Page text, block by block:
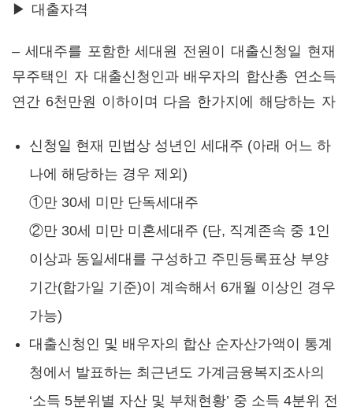
▶ 대출자격
– 세대주를 포함한 세대원 전원이 대출신청일 현재
무주택인 자 대출신청인과 배우자의 합산총 연소득
연간 6천만원 이하이며 다음 한가지에 해당하는 자
신청일 현재 민법상 성년인 세대주 (아래 어느 하
나에 해당하는 경우 제외)
①만 30세 미만 단독세대주
②만 30세 미만 미혼세대주 (단, 직계존속 중 1인
이상과 동일세대를 구성하고 주민등록표상 부양
기간(합가일 기준)이 계속해서 6개월 이상인 경우
가능)
대출신청인 및 배우자의 합산 순자산가액이 통계
청에서 발표하는 최근년도 가계금융복지조사의
‘소득 5분위별 자산 및 부채현황’ 중 소득 4분위 전